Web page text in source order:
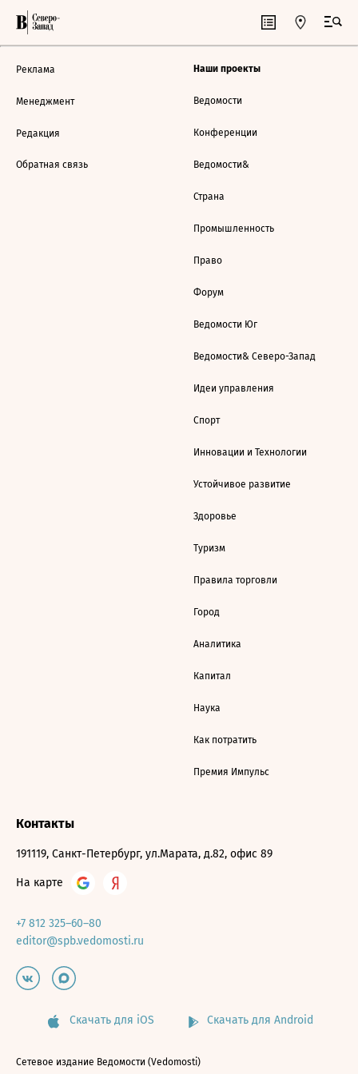
Реклама
Менеджмент
Редакция
Обратная связь
Наши проекты
Ведомости
Конференции
Ведомости&
Страна
Промышленность
Право
Форум
Ведомости Юг
Ведомости& Северо-Запад
Идеи управления
Спорт
Инновации и Технологии
Устойчивое развитие
Здоровье
Туризм
Правила торговли
Город
Аналитика
Капитал
Наука
Как потратить
Премия Импульс
Контакты
191119, Санкт-Петербург, ул.Марата, д.82, офис 89
На карте
+7 812 325–60–80
editor@spb.vedomosti.ru
Скачать для iOS Скачать для Android
Сетевое издание Ведомости (Vedomosti)